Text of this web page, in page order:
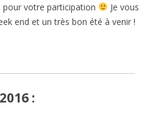
votre participation
Je vous
end et un très bon été à venir !
: